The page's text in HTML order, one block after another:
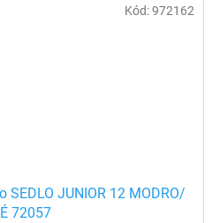
SEDLO JUNIOR 12 MODRO/
72057
Kód:972162